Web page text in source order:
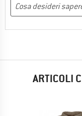
ARTICOLI